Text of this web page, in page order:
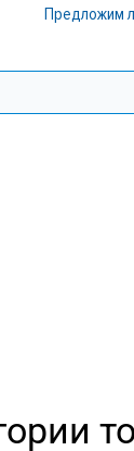
Предложим